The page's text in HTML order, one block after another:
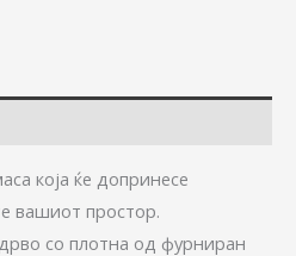
која ќе допринесе
вашиот простор.
со плотна од фурниран